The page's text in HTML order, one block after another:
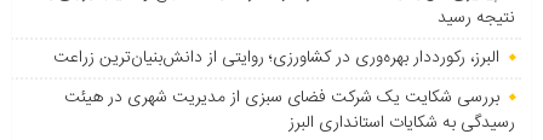
نتیجه رسید
البرز، رکورددار بهره‌وری در کشاورزی؛ روایتی از دانش‌بنیان‌ترین زراعت
بررسی شکایت یک شرکت فضای سبزی از مدیریت شهری در هیئت
رسیدگی به شکایات استانداری البرز